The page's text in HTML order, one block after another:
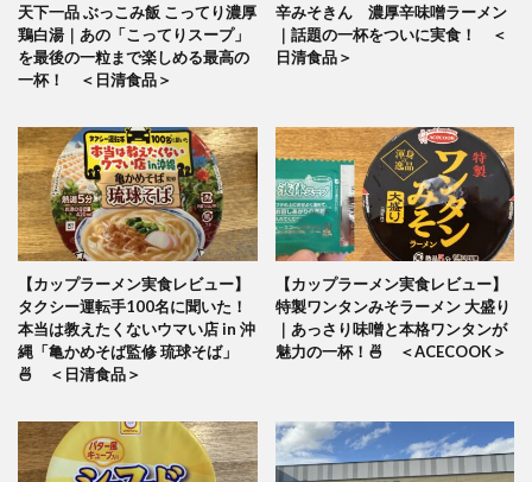
天下一品 ぶっこみ飯 こってり濃厚
鶏白湯｜あの「こってりスープ」
を最後の一粒まで楽しめる最高の
一杯！ ＜日清食品＞
辛みそきん 濃厚辛味噌ラーメン
｜話題の一杯をついに実食！ ＜
日清食品＞
【カップラーメン実食レビュー】
タクシー運転手100名に聞いた！
本当は教えたくないウマい店 in 沖
縄「亀かめそば監修 琉球そば」
🍜 ＜日清食品＞
【カップラーメン実食レビュー】
特製ワンタンみそラーメン 大盛り
｜あっさり味噌と本格ワンタンが
魅力の一杯！🍜 ＜ACECOOK＞